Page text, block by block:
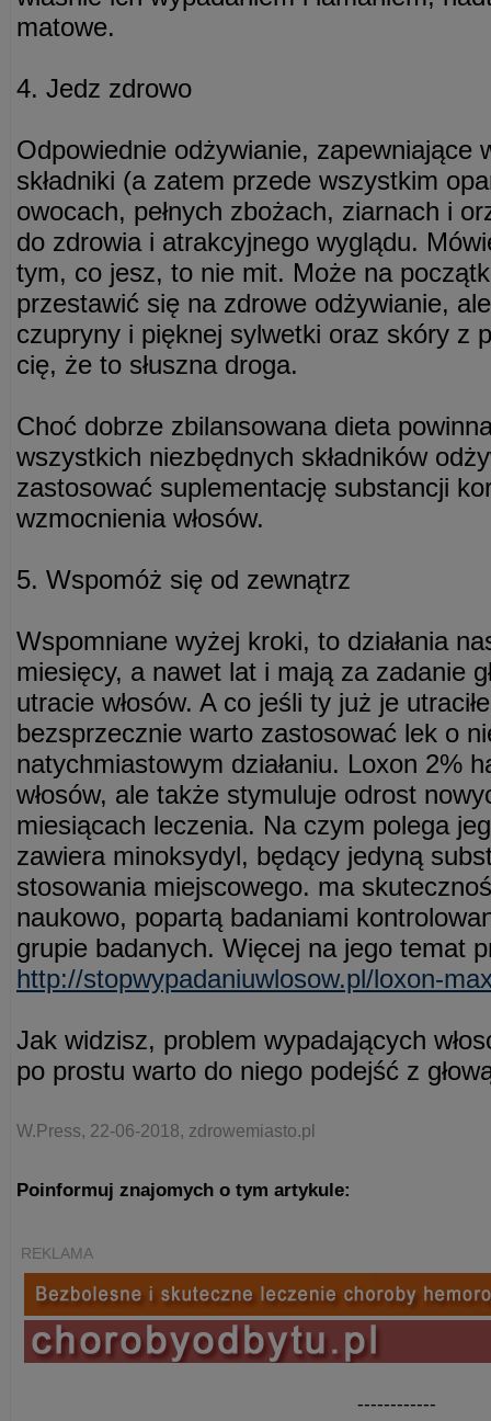
matowe.
4. Jedz zdrowo
Odpowiednie odżywianie, zapewniające
składniki (a zatem przede wszystkim
owocach, pełnych zbożach, ziarnach i
do zdrowia i atrakcyjnego wyglądu.
tym, co jesz, to nie mit. Może na
przestawić się na zdrowe odżywianie,
czupryny i pięknej sylwetki oraz skóry z
cię, że to słuszna droga.
Choć dobrze zbilansowana dieta
wszystkich niezbędnych składników
zastosować suplementację substancji
wzmocnienia włosów.
5. Wspomóż się od zewnątrz
Wspomniane wyżej kroki, to działania
miesięcy, a nawet lat i mają za zadanie
utracie włosów. A co jeśli ty już je
bezsprzecznie warto zastosować lek o
natychmiastowym działaniu. Loxon 2%
włosów, ale także stymuluje odrost
miesiącach leczenia. Na czym polega
zawiera minoksydyl, będący jedyną
stosowania miejscowego. ma
naukowo, popartą badaniami
grupie badanych. Więcej na jego temat
http://stopwypadaniuwlosow.pl/loxon-
Jak widzisz, problem wypadających
po prostu warto do niego podejść z
W.Press, 22-06-2018, zdrowemiasto.pl
Poinformuj znajomych o tym artykule:
REKLAMA
------------